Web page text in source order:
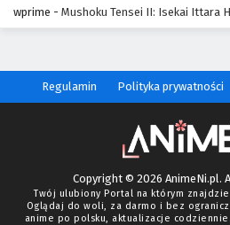
wprime - Mushoku Tensei II: Isekai Ittara
Regulamin Polityka prywatności
Copyright © 2026 AnimeNi.pl.
Twój ulubiony Portal na którym
Oglądaj do woli, za darmo i bez
anime po polsku, aktualizacje